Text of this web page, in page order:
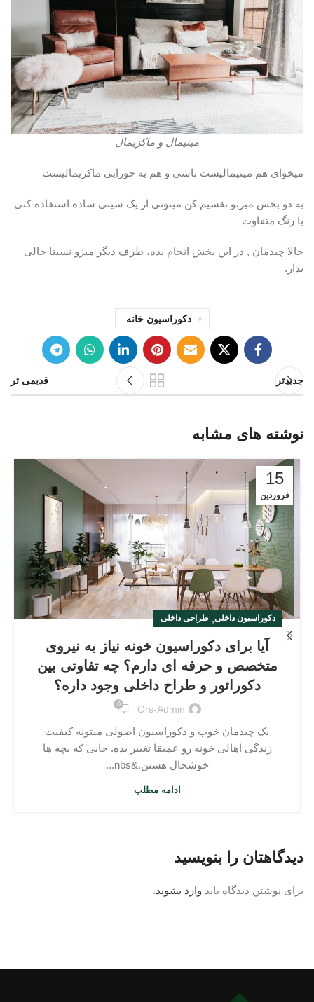
مینیمال و ماکزیمال
میخوای هم مینیمالیست باشی و هم یه جورایی ماکزیمالیست
به دو بخش میزتو تقسیم کن میتونی از یک سینی ساده استفاده کنی
با رنگ متفاوت
حالا چیدمان , در این بخش انجام بده، طرف دیگر میزو نسبتا خالی
بذار.
دکوراسیون خانه
جدیدتر قدیمی تر
نوشته های مشابه
15
فروردین
دکوراسیون داخلی, طراحی داخلی
آیا برای دکوراسیون خونه‌ نیاز به نیروی
متخصص و حرفه ای دارم؟ چه تفاوتی بین
دکوراتور و طراح داخلی وجود داره؟
Ors-Admin
0
یک چیدمان خوب و دکوراسیون اصولی میتونه کیفیت
زندگی اهالی خونه رو عمیقا تغییر بده. جایی که بچه ها
خوشحال هستن.&nbs...
ادامه مطلب
دیدگاهتان را بنویسید
برای نوشتن دیدگاه باید وارد بشوید.